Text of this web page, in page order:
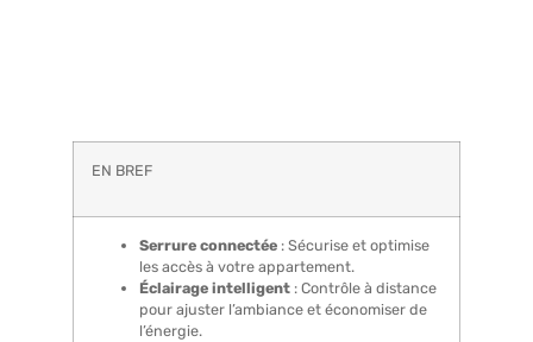
EN BREF
Serrure connectée : Sécurise et optimise
les accès à votre appartement.
Éclairage intelligent : Contrôle à distance
pour ajuster l’ambiance et économiser de
l’énergie.